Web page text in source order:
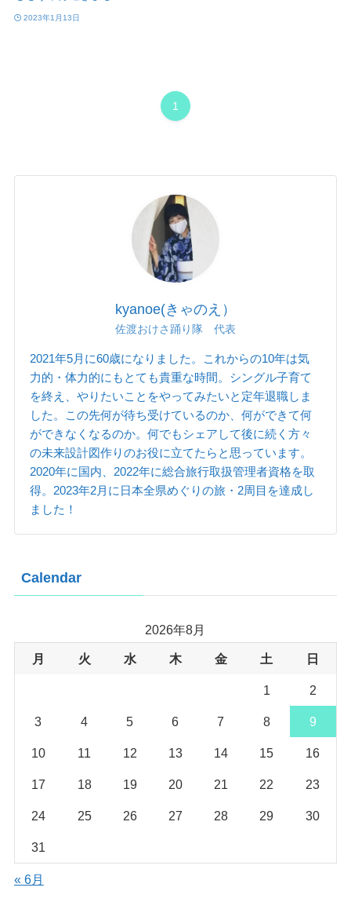
2023年1月13日
1
kyanoe(きゃのえ）
佐渡おけさ踊り隊 代表
2021年5月に60歳になりました。これからの10年は気
力的・体力的にもとても貴重な時間。シングル子育て
を終え、やりたいことをやってみたいと定年退職しま
した。この先何が待ち受けているのか、何ができて何
ができなくなるのか。何でもシェアして後に続く方々
の未来設計図作りのお役に立てたらと思っています。
2020年に国内、2022年に総合旅行取扱管理者資格を取
得。2023年2月に日本全県めぐりの旅・2周目を達成し
ました！
Calendar
2026年8月
月 火 水 木 金 土 日
1 2
3 4 5 6 7 8 9
10 11 12 13 14 15 16
17 18 19 20 21 22 23
24 25 26 27 28 29 30
31
« 6月